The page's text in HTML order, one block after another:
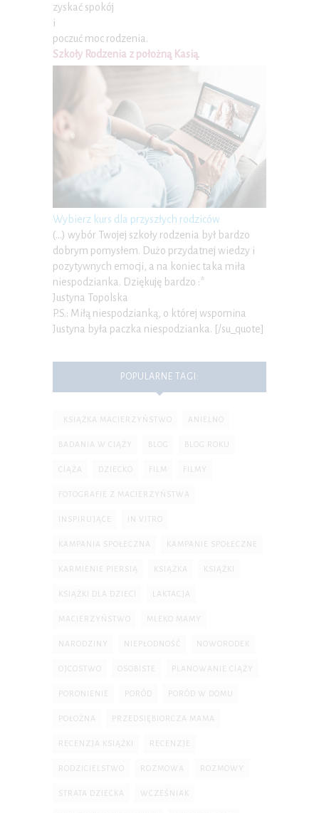
zyskać spokój
i
poczuć moc rodzenia.
Szkoły Rodzenia z położną Kasią.
Wybierz kurs dla przyszłych rodziców
(…) wybór Twojej szkoły rodzenia był bardzo
dobrym pomysłem. Dużo przydatnej wiedzy i
pozytywnych emocji, a na koniec taka miła
niespodzianka. Dziękuję bardzo :*
Justyna Topolska
P.S.: Miłą niespodzianką, o której wspomina
Justyna była paczka niespodzianka. [/su_quote]
POPULARNE TAGI:
. KSIĄŻKA MACIERZYŃSTWO ANIELNO
BADANIA W CIĄŻY BLOG BLOG ROKU
CIĄŻA DZIECKO FILM FILMY
FOTOGRAFIE Z MACIERZYŃSTWA
INSPIRUJĄCE IN VITRO
KAMPANIA SPOŁECZNA KAMPANIE SPOŁECZNE
KARMIENIE PIERSIĄ KSIĄŻKA KSIĄŻKI
KSIĄŻKI DLA DZIECI LAKTACJA
MACIERZYŃSTWO MLEKO MAMY
NARODZINY NIEPŁODNOŚĆ NOWORODEK
OJCOSTWO OSOBISTE PLANOWANIE CIĄŻY
PORONIENIE PORÓD PORÓD W DOMU
POŁOŻNA PRZEDSIĘBIORCZA MAMA
RECENZJA KSIĄŻKI RECENZJE
RODZICIELSTWO ROZMOWA ROZMOWY
STRATA DZIECKA WCZEŚNIAK